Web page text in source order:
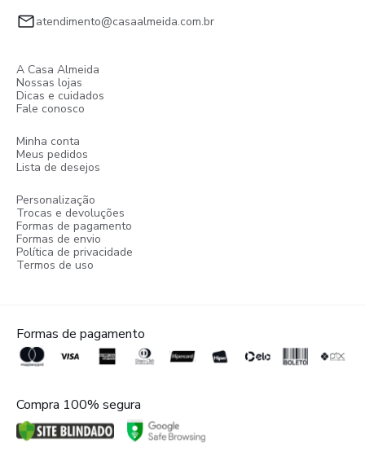
atendimento@casaalmeida.com.br
A Casa Almeida
Nossas lojas
Dicas e cuidados
Fale conosco
Minha conta
Meus pedidos
Lista de desejos
Personalização
Trocas e devoluções
Formas de pagamento
Formas de envio
Política de privacidade
Termos de uso
Formas de pagamento
Compra 100% segura